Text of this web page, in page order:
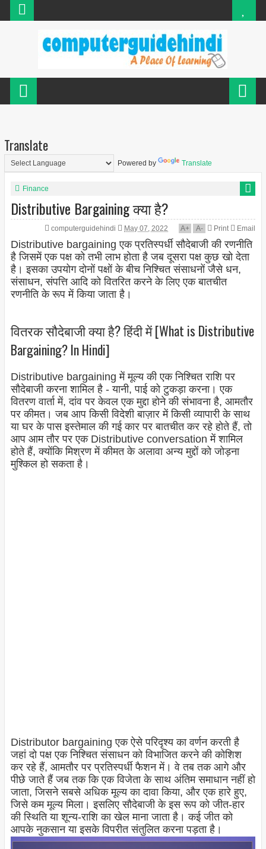
Translate
Powered by Translate
Finance
Distributive Bargaining क्या है?
computerguidehindi May 07, 2022 A+ A- Print Email
Distributive bargaining एक प्रतिस्पर्धी सौदेबाजी की रणनीति
है जिसमें एक पक्ष को तभी लाभ होता है जब दूसरा पक्ष कुछ खो देता
है। इसका उपयोग दोनों पक्षों के बीच निश्चित संसाधनों जैसे धन,
संसाधन, संपत्ति आदि को वितरित करने के लिए एक बातचीत
रणनीति के रूप में किया जाता है।
वितरक सौदेबाजी क्या है? हिंदी में [What is Distributive
Bargaining? In Hindi]
Distributive bargaining में मूल्य की एक निश्चित राशि पर
सौदेबाजी करना शामिल है - यानी, पाई को टुकड़ा करना। एक
वितरण वार्ता में, दांव पर केवल एक मुद्दा होने की संभावना है, आमतौर
पर कीमत। जब आप किसी विदेशी बाज़ार में किसी व्यापारी के साथ
या घर के पास इस्तेमाल की गई कार पर बातचीत कर रहे होते हैं, तो
आप आम तौर पर एक Distributive conversation में शामिल
होते हैं, क्योंकि मिश्रण में कीमत के अलावा अन्य मुद्दों को जोड़ना
मुश्किल हो सकता है।
Distributor bargaining एक ऐसे परिदृश्य का वर्णन करती है
जहां दो पक्ष एक निश्चित संसाधन को विभाजित करने की कोशिश
कर रहे हैं, आमतौर पर प्रतिस्पर्धी फैशन में। वे तब तक आगे और
पीछे जाते हैं जब तक कि एक विजेता के साथ अंतिम समाधान नहीं हो
जाता, जिसने सबसे अधिक मूल्य का दावा किया, और एक हारे हुए,
जिसे कम मूल्य मिला। इसलिए सौदेबाजी के इस रूप को जीत-हार
की स्थिति या शून्य-राशि का खेल माना जाता है। कई जीत को
आपके नुकसान या इसके विपरीत संतुलित करना पड़ता है।